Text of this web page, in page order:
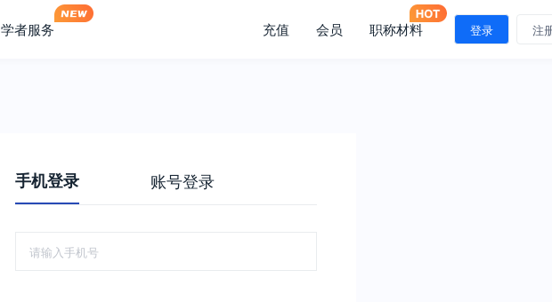
学者服务 充值 会员 职称材料 登录 注
手机登录 账号登录